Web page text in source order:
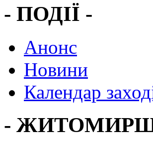
- ПОДІЇ -
Анонс
Новини
Календар
-